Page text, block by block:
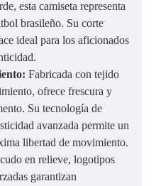
esta camiseta representa
brasileño. Su corte
ideal para los aficionados
Fabricada con tejido
ofrece frescura y
Su tecnología de
avanzada permite un
libertad de movimiento.
en relieve, logotipos
garantizan